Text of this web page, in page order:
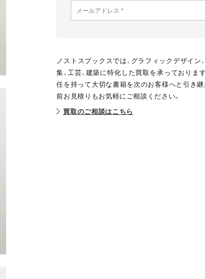
ノストスブックスでは、グラフィックデザイン
集、工芸、建築に特化した買取を承っておりま
任を持って大切な書籍を次のお客様へと引き
前お見積りもお気軽にご相談ください。
買取のご相談はこちら